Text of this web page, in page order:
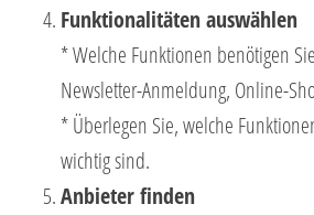
Funktionalitäten auswählen
* Welche Funktionen benötigen
Newsletter-Anmeldung, Online-
* Überlegen Sie, welche
wichtig sind.
Anbieter finden